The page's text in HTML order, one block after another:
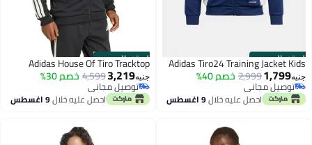
الستور الرسمي
Adidas Tiro24 Training Jacket Kids
جنيه1,799
2,999خصم 40%
توصيل مجاني
توصيل مجانياحصل عليه خلال9 اغسطس
الستور الرسمي
Adidas House Of Tiro Tracktop
جنيه3,219
4,599خصم 30%
توصيل مجاني
توصيل مجانياحصل عليه خلال9 اغسطس